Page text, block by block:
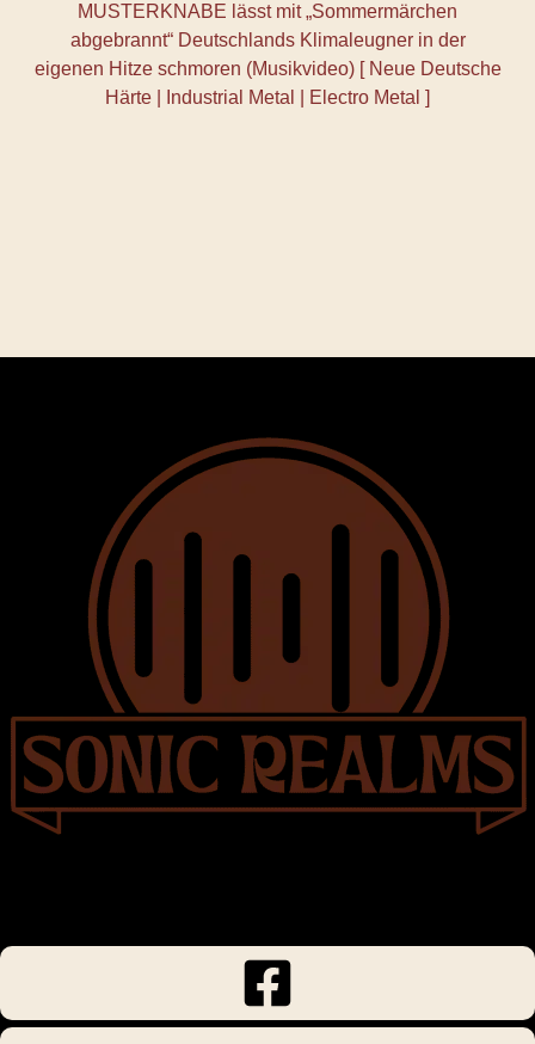
MUSTERKNABE lässt mit „Sommermärchen
abgebrannt“ Deutschlands Klimaleugner in der
eigenen Hitze schmoren (Musikvideo) [ Neue Deutsche
Härte | Industrial Metal | Electro Metal ]